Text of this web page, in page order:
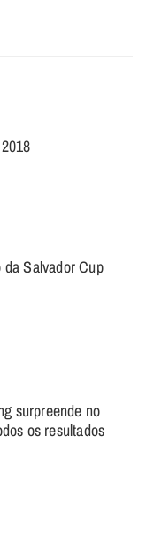
Salvador Cup
surpreende no
os resultados